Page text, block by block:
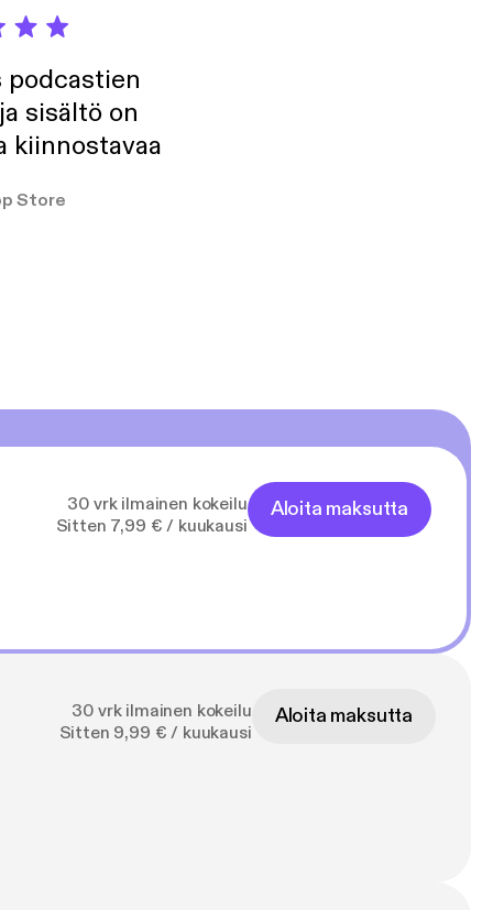
podcastien
sisältö on
kiinnostavaa
Store
30 vrk ilmainen kokeilu
Sitten 7,99 € / kuukausi
Aloita maksutta
30 vrk ilmainen kokeilu
Sitten 9,99 € / kuukausi
Aloita maksutta